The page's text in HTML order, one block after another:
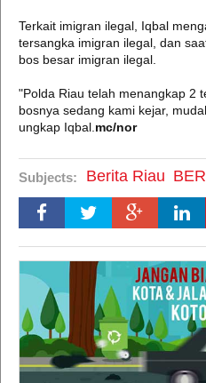
Terkait imigran ilegal, Iqbal
tersangka imigran ilegal, dan
bos besar imigran ilegal.
"Polda Riau telah menangkap 2
bosnya sedang kami kejar,
ungkap Iqbal. mc/nor
Subjects: Berita Riau